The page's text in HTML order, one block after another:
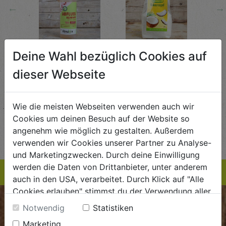
←
Abflussreiniger
1L
AlmaWin
AUF DIE
EINKAUFSLISTE
Kokosraspeln
250g
AUF DIE
EINKAUFSLISTE
→
BIOKISTE
Deine Wahl bezüglich Cookies auf
dieser Webseite
Wie die meisten Webseiten verwenden auch wir
Cookies um deinen Besuch auf der Website so
angenehm wie möglich zu gestalten. Außerdem
verwenden wir Cookies unserer Partner zu Analyse-
und Marketingzwecken. Durch deine Einwilligung
werden die Daten von Drittanbieter, unter anderem
auch in den USA, verarbeitet. Durch Klick auf "Alle
Cookies erlauben" stimmst du der Verwendung aller
Cookies zu. Unter "Details anzeigen" findest du alle
Infos zu den unterschiedlichen Cookies, du kannst
Notwendig
Statistiken
Marketing